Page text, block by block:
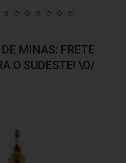
MINAS: FRETE
O SUDESTE! \O/